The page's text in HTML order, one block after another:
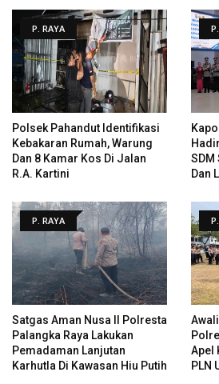
P. RAYA
Polsek Pahandut Identifikasi
Kebakaran Rumah, Warung
Dan 8 Kamar Kos Di Jalan
R.A. Kartini
SDM
Dan
P. RAYA
Satgas Aman Nusa II Polresta
Palangka Raya Lakukan
Pemadaman Lanjutan
Karhutla Di Kawasan Hiu Putih
Apel
PLN